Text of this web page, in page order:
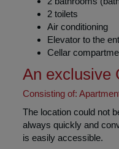
SAT connection
3 bedrooms
2 bathrooms
2 toilets
Air conditioning
Elevator to the
An exclusive
Consisting of:
The location could not